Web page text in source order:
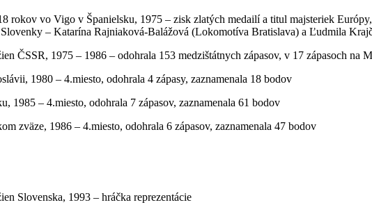
rokov vo Vigo v Španielsku, 1975 – zisk zlatých medailí a titul majsteriek
– Katarína Rajniaková-Balážová (Lokomotíva Bratislava) a Ľudmila
ČSSR, 1975 – 1986 – odohrala 153 medzištátnych zápasov, v 17 zápasoch na
1980 – 4.miesto, odohrala 4 zápasy, zaznamenala 18 bodov
1985 – 4.miesto, odohrala 7 zápasov, zaznamenala 61 bodov
zväze, 1986 – 4.miesto, odohrala 6 zápasov, zaznamenala 47 bodov
Slovenska, 1993 – hráčka reprezentácie